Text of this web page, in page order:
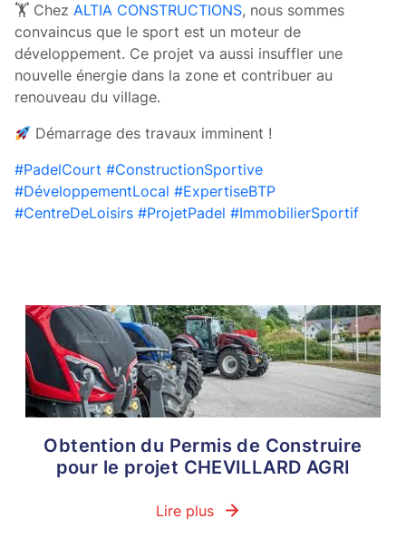
🏋 Chez ALTIA CONSTRUCTIONS, nous sommes
convaincus que le sport est un moteur de
développement. Ce projet va aussi insuffler une
nouvelle énergie dans la zone et contribuer au
renouveau du village.
Démarrage des travaux imminent !
hashtag
#PadelCourt hashtag
#ConstructionSportivehashtag
#DéveloppementLocal hashtag
#ExpertiseBTPhashtag
#CentreDeLoisirs hashtag
#ProjetPadel hashtag
#ImmobilierSportif
Obtention du Permis de Construire
pour le projet CHEVILLARD AGRI
Lire plus